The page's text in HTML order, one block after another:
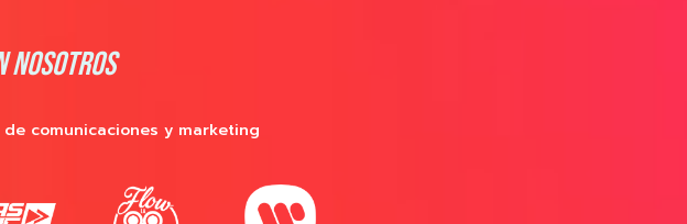
NOSOTROS
comunicaciones y marketing